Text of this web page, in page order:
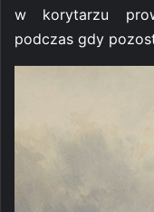
w korytarzu
podczas gdy